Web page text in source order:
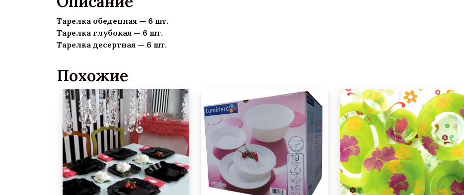
Тарелка обеденная — 6 шт.
Тарелка глубокая — 6 шт.
Тарелка десертная — 6 шт.
Похожие